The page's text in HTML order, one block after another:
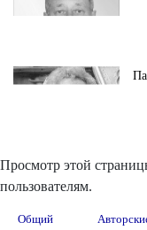
Просмотр этой
пользователям.
Общий